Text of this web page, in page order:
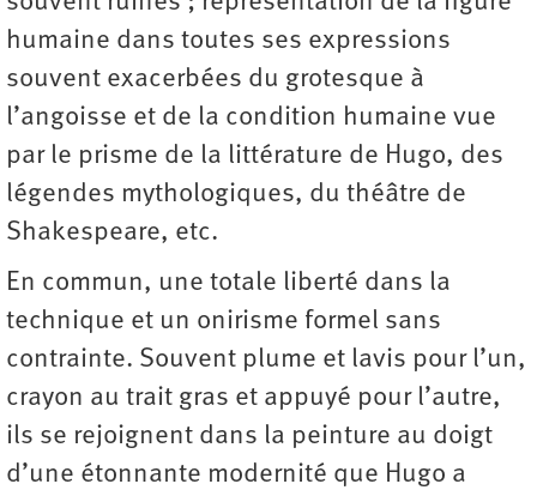
humaine dans toutes ses expressions
souvent exacerbées du grotesque à
l’angoisse et de la condition humaine vue
par le prisme de la littérature de Hugo, des
légendes mythologiques, du théâtre de
Shakespeare, etc.
En commun, une totale liberté dans la
technique et un onirisme formel sans
contrainte. Souvent plume et lavis pour l’un,
crayon au trait gras et appuyé pour l’autre,
ils se rejoignent dans la peinture au doigt
d’une étonnante modernité que Hugo a